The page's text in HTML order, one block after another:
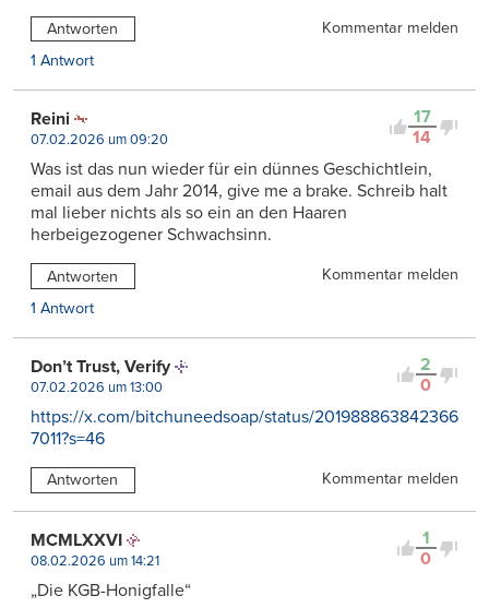
Antworten
Kommentar melden
1 Antwort
17
14
Reini
07.02.2026 um 09:20
Was ist das nun wieder für ein dünnes Geschichtlein,
email aus dem Jahr 2014, give me a brake. Schreib halt
mal lieber nichts als so ein an den Haaren
herbeigezogener Schwachsinn.
Antworten
Kommentar melden
1 Antwort
2
0
Don’t Trust, Verify
07.02.2026 um 13:00
https://x.com/bitchuneedsoap/status/201988863842366
7011?s=46
Antworten Kommentar melden
1
0
MCMLXXVI
08.02.2026 um 14:21
„Die KGB-Honigfalle“